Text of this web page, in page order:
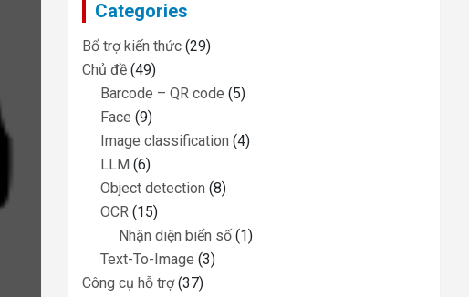
Categories
Bổ trợ kiến thức (29)
Chủ đề (49)
Barcode – QR code (5)
Face (9)
Image classification (4)
LLM (6)
Object detection (8)
OCR (15)
Nhận diện biển số (1)
Text-To-Image (3)
Công cụ hỗ trợ(37)